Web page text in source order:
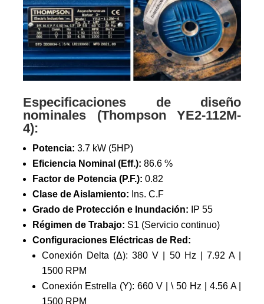
Especificaciones de diseño
nominales (Thompson YE2-112M-
4):
Potencia: 3.7 kW (5HP)
Eficiencia Nominal (Eff.): 86.6 %
Factor de Potencia (P.F.): 0.82
Clase de Aislamiento: Ins. C.F
Grado de Protección e Inundación: IP 55
Régimen de Trabajo: S1 (Servicio continuo)
Configuraciones Eléctricas de Red:
Conexión Delta (Δ): 380 V | 50 Hz | 7.92 A |
1500 RPM
Conexión Estrella (Y): 660 V | \ 50 Hz | 4.56 A |
1500 RPM